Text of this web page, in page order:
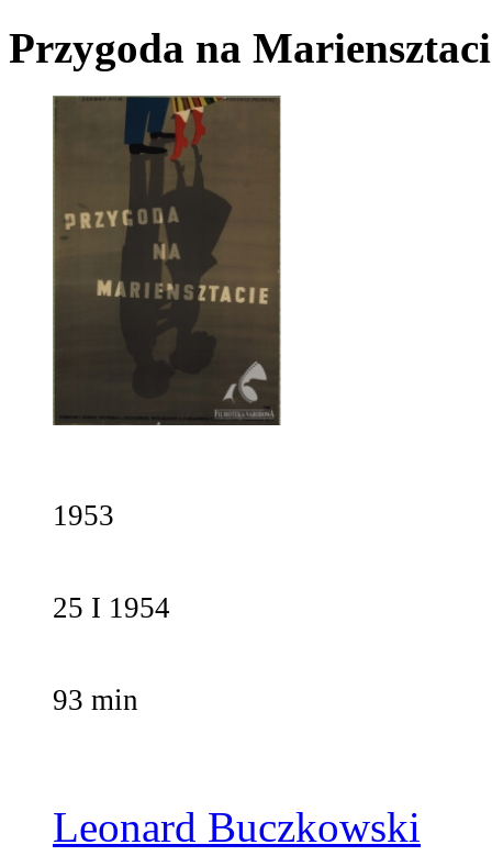
Przygoda na
1953
25 I 1954
93 min
Leonard Buczkowski